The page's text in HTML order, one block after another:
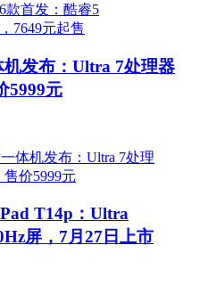
发布：Ultra 7处理器
5999元
T14p：Ultra
屏，7月27日上市